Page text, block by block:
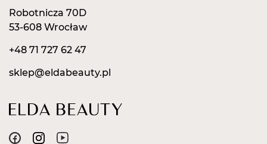
Robotnicza 70D
53-608 Wrocław
+48 71 727 62 47
sklep@eldabeauty.pl